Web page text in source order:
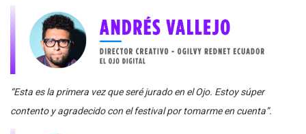
“Esta es la primera vez que seré jurado en el Ojo. Estoy súper
contento y agradecido con el festival por tomarme en cuenta”.